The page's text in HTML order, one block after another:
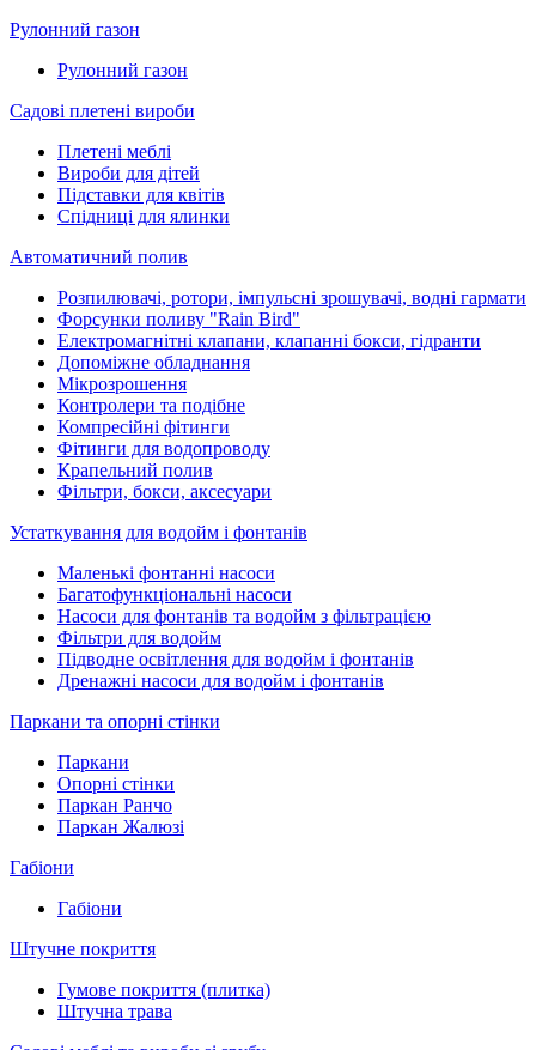
Рулонний газон
Рулонний газон
Садові плетені вироби
Плетені меблі
Вироби для дітей
Підставки для квітів
Спідниці для ялинки
Автоматичний полив
Розпилювачі, ротори, імпульсні зрошувачі, водні гармати
Форсунки поливу "Rain Bird"
Електромагнітні клапани, клапанні бокси, гідранти
Допоміжне обладнання
Мікрозрошення
Контролери та подібне
Компресійні фітинги
Фітинги для водопроводу
Крапельний полив
Фільтри, бокси, аксесуари
Устаткування для водойм і фонтанів
Маленькі фонтанні насоси
Багатофункціональні насоси
Насоси для фонтанів та водойм з фільтрацією
Фільтри для водойм
Підводне освітлення для водойм і фонтанів
Дренажні насоси для водойм і фонтанів
Паркани та опорні стінки
Паркани
Опорні стінки
Паркан Ранчо
Паркан Жалюзі
Габіони
Габіони
Штучне покриття
Гумове покриття (плитка)
Штучна трава